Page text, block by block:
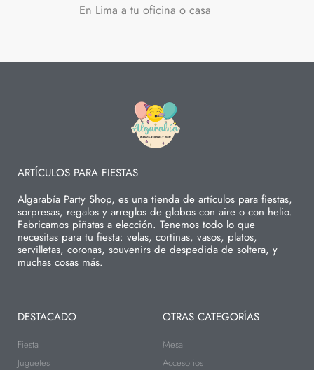
En Lima a tu oficina o casa
ARTÍCULOS PARA FIESTAS
Algarabía Party Shop, es una tienda de artículos para fiestas,
sorpresas, regalos y arreglos de globos con aire o con helio.
Fabricamos piñatas a elección. Tenemos todo lo que
necesitas para tu fiesta: velas, cortinas, vasos, platos,
servilletas, coronas, souvenirs de despedida de soltera, y
muchas cosas más.
DESTACADO
Fiesta
Juguetes
OTRAS CATEGORÍAS
Mesa
Accesorios